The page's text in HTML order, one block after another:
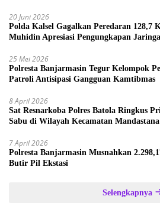
20 Juni 2026
Polda Kalsel Gagalkan Peredaran 128,7
Muhidin Apresiasi Pengungkapan
25 Mei 2026
Polresta Banjarmasin Tegur Kelompok
Patroli Antisipasi Gangguan Kamtibmas
8 April 2026
Sat Resnarkoba Polres Batola Ringkus
Sabu di Wilayah Kecamatan Mandastana
7 April 2026
Polresta Banjarmasin Musnahkan
Butir Pil Ekstasi
Selengkapnya